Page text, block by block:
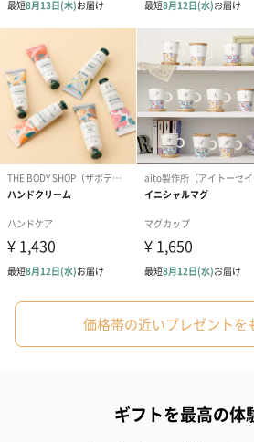
ト【ありがとう】
（1,100円）
ドクリーム（
レープフルー
（2,145円）
リラックスグッズ
リラックスグッズを同梱してお届けしま
かき氷入浴剤4点セット
（ブルー）（748円）
かき氷入浴剤
（イエロー）
価格帯の近いプレゼントを
ギフトを最高の体